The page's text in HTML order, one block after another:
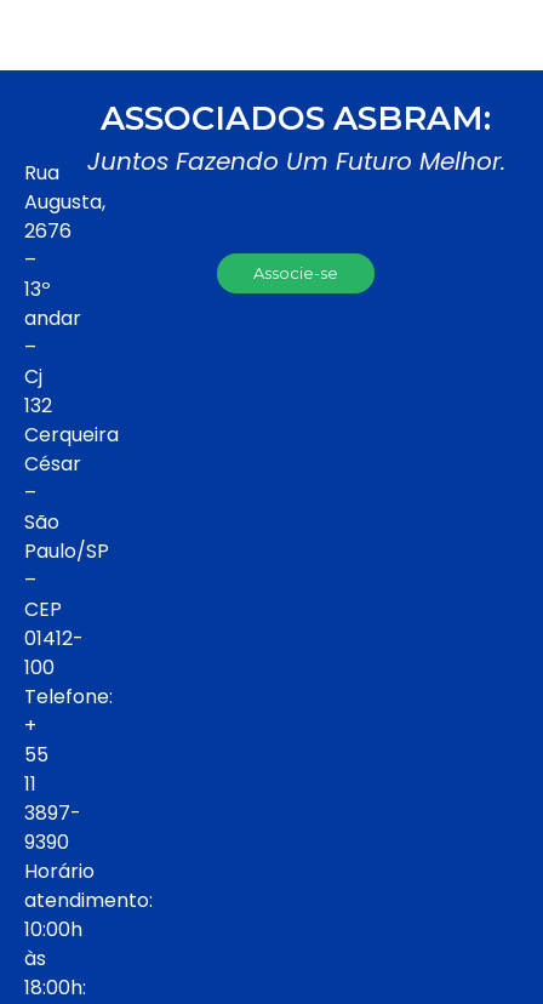
Rua
Augusta,
2676
–
13º
andar
–
Cj
132
Cerqueira
César
–
São
Paulo/SP
–
CEP
01412-
100
Telefone:
+
55
11
3897-
9390
Horário
atendimento:
10:00h
às
18:00h:
ASSOCIADOS ASBRAM:
Juntos Fazendo Um Futuro Melhor.
Associe-se